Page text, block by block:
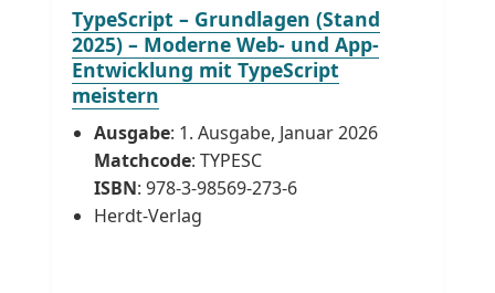
TypeScript – Grundlagen (Stand
2025) – Moderne Web- und App-
Entwicklung mit TypeScript
meistern
Ausgabe: 1. Ausgabe, Januar 2026
Matchcode: TYPESC
ISBN: 978-3-98569-273-6
Herdt-Verlag